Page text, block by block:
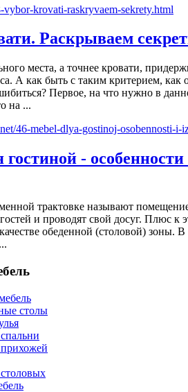
Раскрываем
места, а точнее кровати,
А как быть с таким критерием, как
Первое, на что нужно в
на ...
- особенности
трактовке называют
и проводят свой досуг. Плюс к
обеденной (столовой) зоны. В
столы